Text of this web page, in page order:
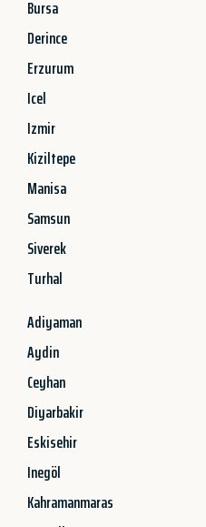
Bursa
Derince
Erzurum
Icel
Izmir
Kiziltepe
Manisa
Samsun
Siverek
Turhal
Adiyaman
Aydin
Ceyhan
Diyarbakir
Eskisehir
Inegöl
Kahramanmaras